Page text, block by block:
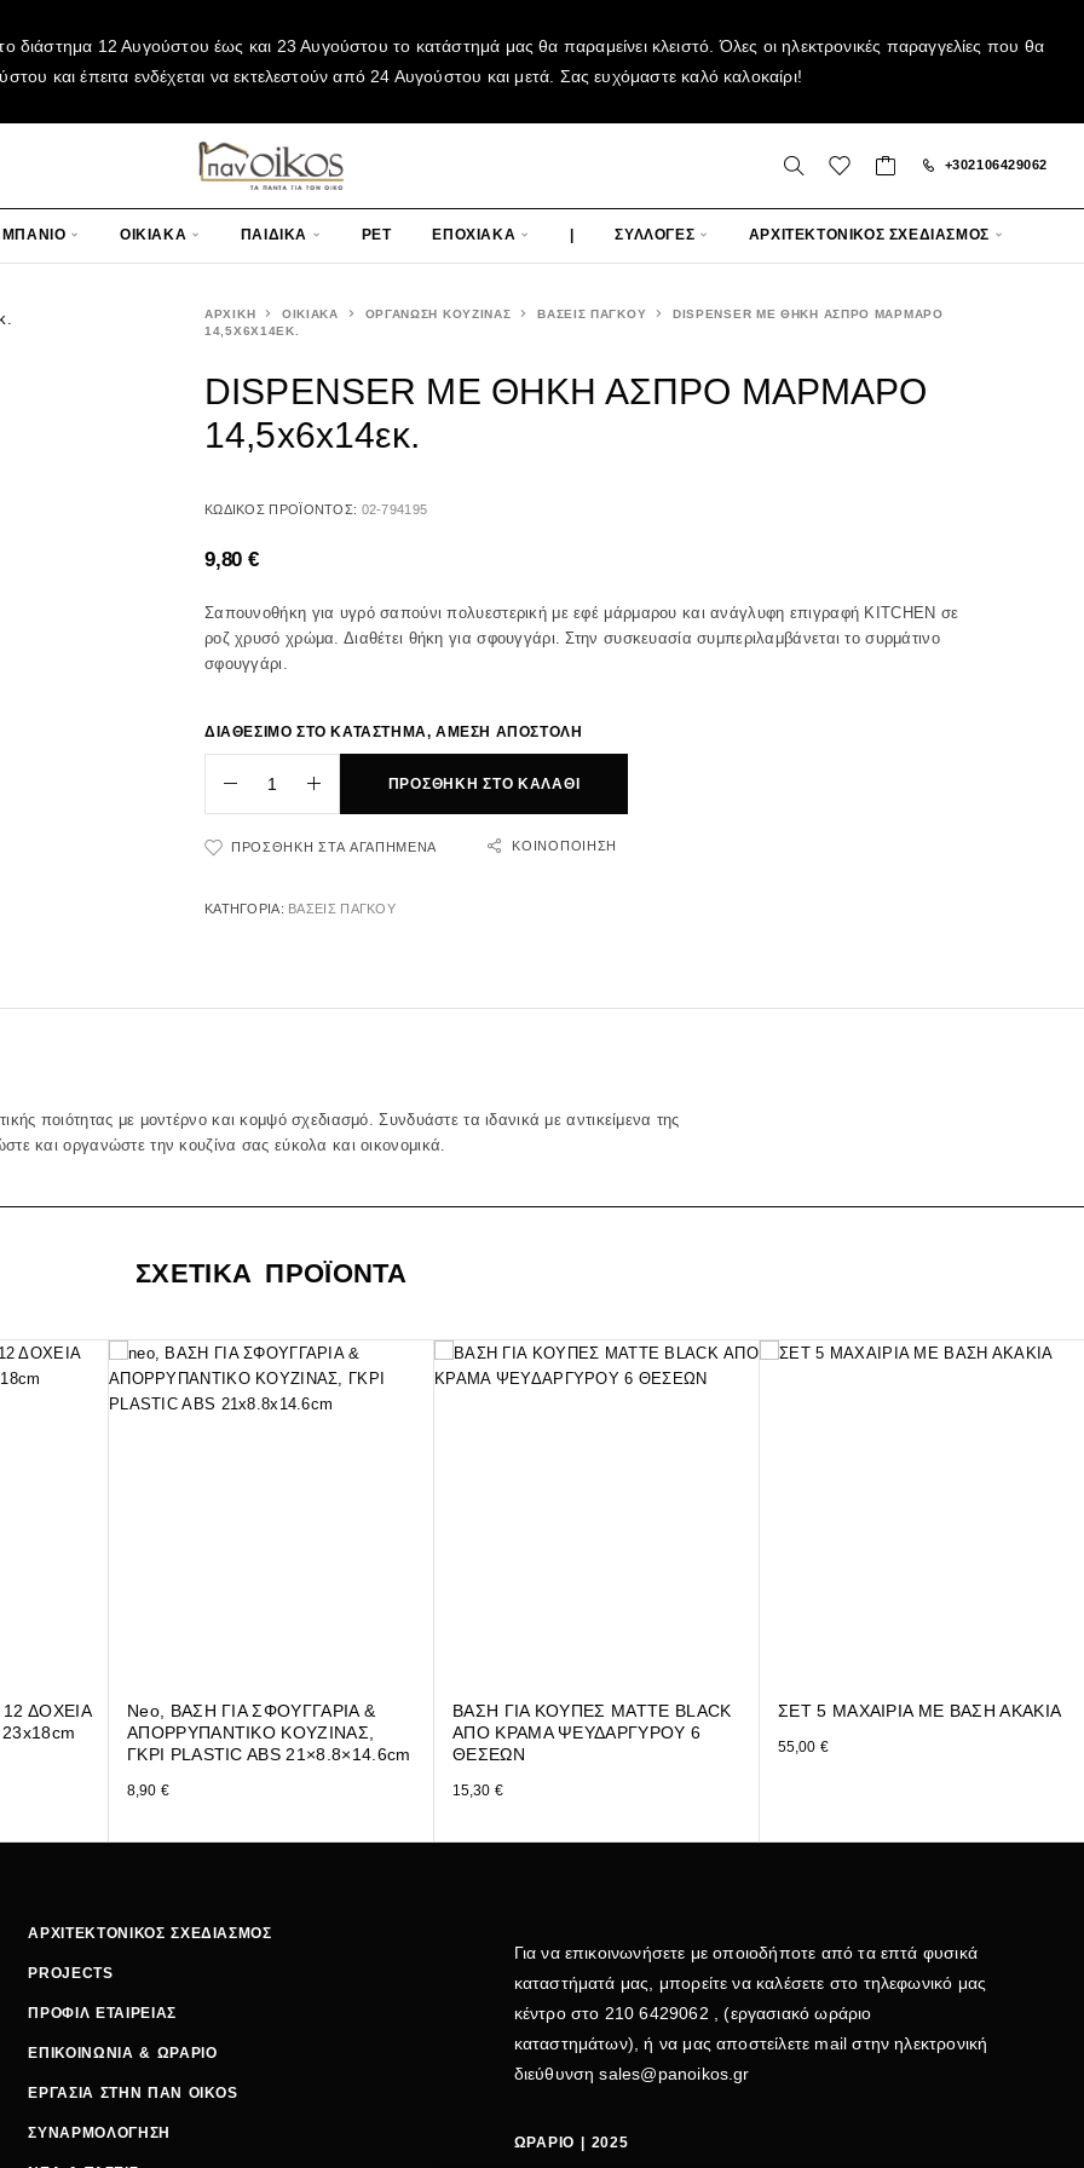
διάστημα 12 Αυγούστου έως και 23 Αυγούστου το κατάστημά μας θα παραμείνει κλειστό. Όλες οι ηλεκτρονικές παραγγελίες που θα
και έπειτα ενδέχεται να εκτελεστούν από 24 Αυγούστου και μετά. Σας ευχόμαστε καλό καλοκαίρι!
+302106429062
ΜΠΑΝΙΟ ΟΙΚΙΑΚΑ ΠΑΙΔΙΚΑ PET ΕΠΟΧΙΑΚΑ | ΣΥΛΛΟΓΕΣ ΑΡΧΙΤΕΚΤΟΝΙΚΟΣ ΣΧΕΔΙΑΣΜΟΣ
ΑΡΧΙΚΉ ΟΙΚΙΑΚΑ ΟΡΓΑΝΩΣΗ ΚΟΥΖΙΝΑΣ ΒΑΣΕΙΣ ΠΑΓΚΟΥ
DISPENSER ΜΕ ΘΗΚΗ ΑΣΠΡΟ ΜΑΡΜΑΡΟ
14,5X6X14ΕΚ.
DISPENSER ΜΕ ΘΗΚΗ ΑΣΠΡΟ ΜΑΡΜΑΡΟ
14,5x6x14εκ.
ΚΩΔΙΚΌΣ ΠΡΟΪΌΝΤΟΣ: 02-794195
9,80€
Σαπουνοθήκη για υγρό σαπούνι πολυεστερική με εφέ μάρμαρου και ανάγλυφη επιγραφή KITCHEN σε
ροζ χρυσό χρώμα. Διαθέτει θήκη για σφουγγάρι. Στην συσκευασία συμπεριλαμβάνεται το συρμάτινο
σφουγγάρι.
ΔΙΑΘΕΣΙΜΟ ΣΤΟ ΚΑΤΑΣΤΗΜΑ, ΑΜΕΣΗ ΑΠΟΣΤΟΛΗ
ΠΡΟΣΘΉΚΗ ΣΤΟ ΚΑΛΆΘΙ
ΠΡΟΣΘΉΚΗ ΣΤΑ ΑΓΑΠΗΜΈΝΑ ΚΟΙΝΟΠΟΊΗΣΗ
ΚΑΤΗΓΟΡΊΑ: ΒΑΣΕΙΣ ΠΑΓΚΟΥ
ποιότητας με μοντέρνο και κομψό σχεδιασμό. Συνδυάστε τα ιδανικά με αντικείμενα της
και οργανώστε την κουζίνα σας εύκολα και οικονομικά.
ΣΧΕΤΙΚΑ ΠΡΟΪΟΝΤΑ
ΔΟΧΕΙΑ
Neo, ΒΑΣΗ ΓΙΑ ΣΦΟΥΓΓΑΡΙΑ &
ΑΠΟΡΡΥΠΑΝΤΙΚΟ ΚΟΥΖΙΝΑΣ,
ΓΚΡΙ PLASTIC ABS 21×8.8×14.6cm
8,90 €
ΒΑΣΗ ΓΙΑ ΚΟΥΠΕΣ MATTE BLACK
ΑΠΟ ΚΡΑΜΑ ΨΕΥΔΑΡΓΥΡΟΥ 6
ΘΕΣΕΩΝ
15,30 €
ΣΕΤ 5 ΜΑΧΑΙΡΙΑ ΜΕ ΒΑΣΗ ΑΚΑΚΙΑ
55,00 €
ΑΡΧΙΤΕΚΤΟΝΙΚΟΣ ΣΧΕΔΙΑΣΜΟΣ
PROJECTS
ΠΡΟΦΙΛ ΕΤΑΙΡΕΙΑΣ
ΕΠΙΚΟΙΝΩΝΙΑ & ΩΡΑΡΙΟ
ΕΡΓΑΣΙΑ ΣΤΗΝ ΠΑΝ OIKOS
ΣΥΝΑΡΜΟΛΟΓΗΣΗ
Για να επικοινωνήσετε με οποιοδήποτε από τα επτά φυσικά
καταστήματά μας, μπορείτε να καλέσετε στο τηλεφωνικό μας
κέντρο στο 210 6429062 , (εργασιακό ωράριο
καταστημάτων), ή να μας αποστείλετε mail στην ηλεκτρονική
διεύθυνσηsales@panoikos.gr
ΩΡΑΡΙΟ | 2025